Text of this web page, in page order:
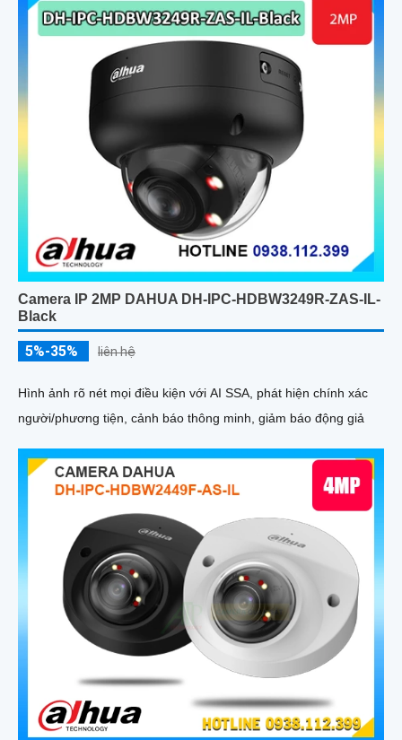
Camera IP 2MP DAHUA DH-IPC-HDBW3249R-ZAS-IL-
Black
5%-35% liên hệ
Hình ảnh rõ nét mọi điều kiện với AI SSA, phát hiện chính xác
người/phương tiện, cảnh báo thông minh, giảm báo động giả